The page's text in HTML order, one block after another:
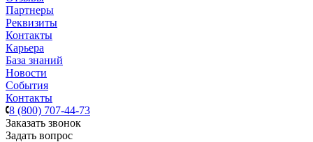
Партнеры
Реквизиты
Контакты
Карьера
База знаний
Новости
События
Контакты
8 (800) 707-44-73
Заказать звонок
Задать вопрос